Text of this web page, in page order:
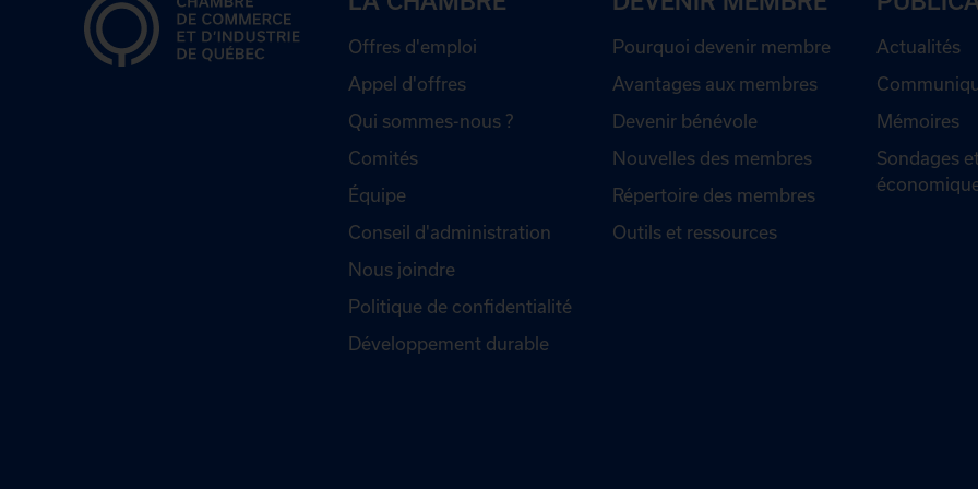
Offres d'emploi
Appel d'offres
Qui sommes-nous ?
Comités
Équipe
Conseil d'administration
Nous joindre
Politique de confidentialité
Développement durable
Pourquoi devenir membre
Avantages aux membres
Devenir bénévole
Nouvelles des membres
Répertoire des membres
Outils et ressources
Actualités
Mémoires
Sondages